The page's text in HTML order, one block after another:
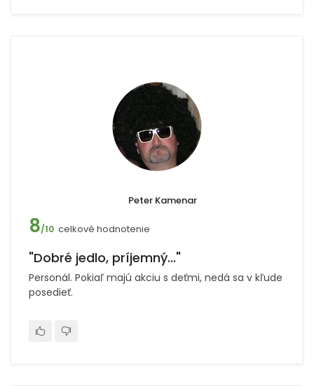
Peter Kamenar
8/10 celkové hodnotenie
"Dobré jedlo, príjemný..."
Personál. Pokiaľ majú akciu s deťmi, nedá sa v kľude
posedieť.